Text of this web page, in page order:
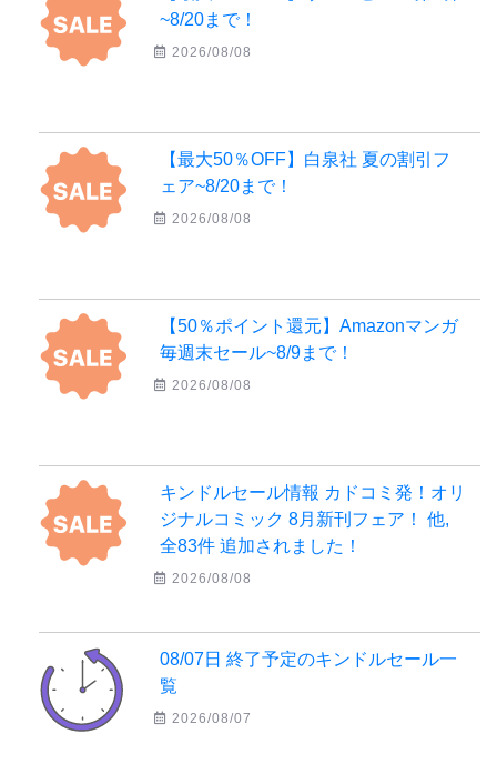
~8/20まで！
2026/08/08
【最大50％OFF】白泉社 夏の割引フ
ェア~8/20まで！
2026/08/08
【50％ポイント還元】Amazonマンガ
毎週末セール~8/9まで！
2026/08/08
キンドルセール情報 カドコミ発！オリ
ジナルコミック 8月新刊フェア！ 他,
全83件 追加されました！
2026/08/08
08/07日 終了予定のキンドルセール一
覧
2026/08/07